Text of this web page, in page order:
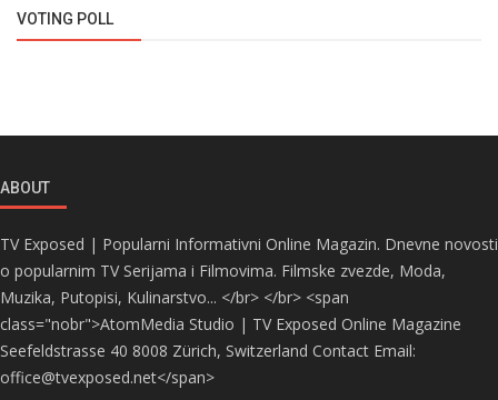
VOTING POLL
ABOUT
TV Exposed | Popularni Informativni Online Magazin. Dnevne novosti
o popularnim TV Serijama i Filmovima. Filmske zvezde, Moda,
Muzika, Putopisi, Kulinarstvo... </br> </br> <span
class="nobr">AtomMedia Studio | TV Exposed Online Magazine
Seefeldstrasse 40 8008 Zürich, Switzerland Contact Email:
office@tvexposed.net</span>